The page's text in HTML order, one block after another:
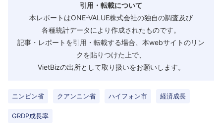
引用・転載について
本レポートはONE-VALUE株式会社の独自の調査及び
各種統計データにより作成されたものです。
記事・レポートを引用・転載する場合、本webサイトのリン
クを貼りつけた上で、
VietBizの出所として取り扱いをお願いします。
ニンビン省 クアンニン省 ハイフォン市 経済成長
GRDP成長率